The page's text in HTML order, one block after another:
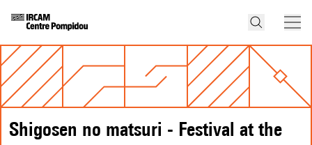
Shigosen no matsuri - Festival at the